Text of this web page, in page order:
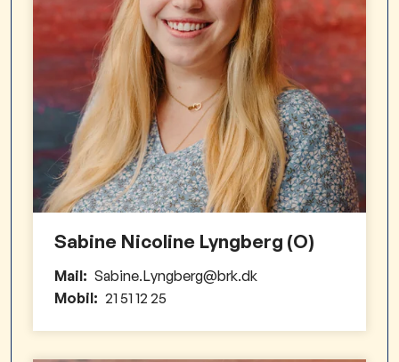
Sabine Nicoline Lyngberg (O)
Mail: Sabine.Lyngberg@brk.dk
Mobil: 21 51 12 25